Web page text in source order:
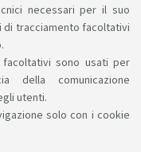
necessari per il suo
tracciamento facoltativi
sono usati per
della comunicazione
utenti.
solo con i cookie
e sensoriali degli
a livello